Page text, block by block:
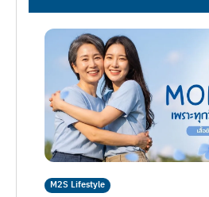
M2S Lifestyle